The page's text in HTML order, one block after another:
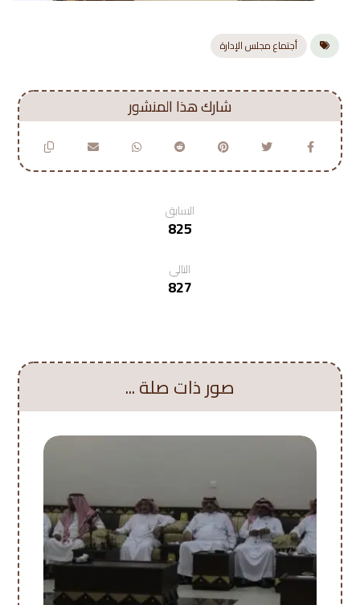
أجتماع مجلس الإدارة
السابق
825
التالي
827
صور ذات صلة ...